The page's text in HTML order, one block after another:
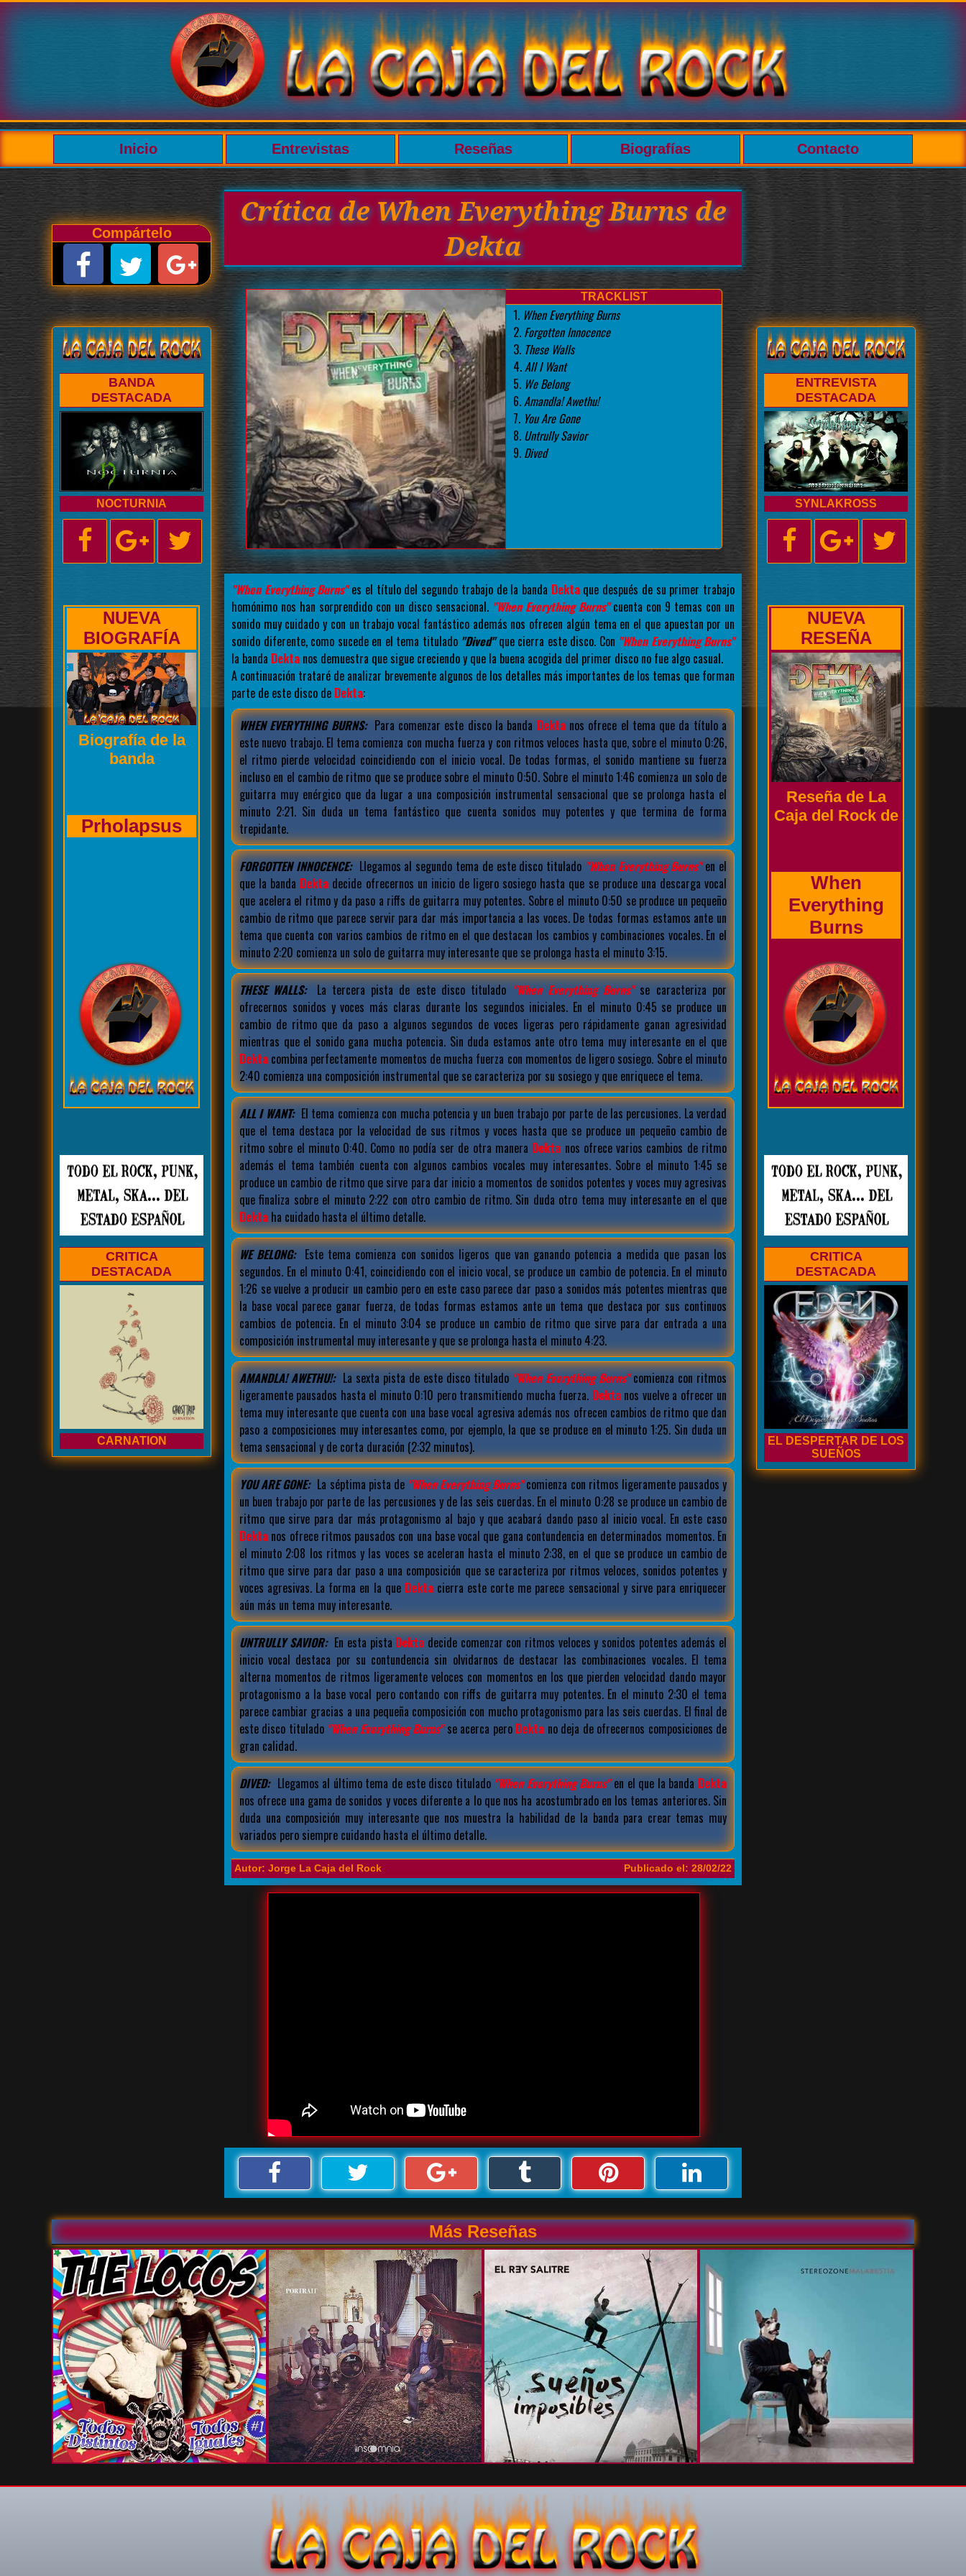
Inicio Entrevistas Reseñas Biografías Contacto
BANDA
DESTACADA
NOCTURNIA
NUEVA
ENTREVISTA
Entrevista de La
Caja del Rock a
Kasuales
CRITICA
DESTACADA
CARNATION
ENTREVISTA
DESTACADA
SYNLAKROSS
NUEVA
BIOGRAFÍA
Biografía de la
banda
Prholapsus
CRITICA
DESTACADA
EL DESPERTAR DE LOS
SUEÑOS
Crítica de When Everything Burns de
Dekta
Compártelo
TRACKLIST
1. When Everything Burns
2. Forgotten Innocence
3. These Walls
4.All I Want
5. We Belong
6.Amandla! Awethu!
7. You Are Gone
8. Untrully Savior
9. Dived
"When Everything Burns"es el título del segundo trabajo de la banda Dektaque después de su primer trabajo
homónimo nos han sorprendido con un disco sensacional. "When Everything Burns"cuenta con 9 temas con un
sonido muy cuidado y con un trabajo vocal fantástico además nos ofrecen algún tema en el que apuestan por un
sonido diferente, como sucede en el tema titulado "Dived"que cierra este disco. Con "When Everything Burns"
la banda Dekta nos demuestra que sigue creciendo y que la buena acogida del primer disco no fue algo casual.
A continuación trataré de analizar brevemente algunos de los detalles más importantes de los temas que forman
parte de este disco de Dekta:
WHEN EVERYTHING BURNS: Para comenzar este disco la banda Dektanos ofrece el tema que da título a
este nuevo trabajo. El tema comienza con mucha fuerza y con ritmos veloces hasta que, sobre el minuto 0:26,
el ritmo pierde velocidad coincidiendo con el inicio vocal. De todas formas, el sonido mantiene su fuerza
incluso en el cambio de ritmo que se produce sobre el minuto 0:50. Sobre el minuto 1:46 comienza un solo de
guitarra muy enérgico que da lugar a una composición instrumental sensacional que se prolonga hasta el
minuto 2:21. Sin duda un tema fantástico que cuenta sonidos muy potentes y que termina de forma
trepidante.
FORGOTTEN INNOCENCE: Llegamos al segundo tema de este disco titulado "When Everything Burns"en el
que la banda Dekta decide ofrecernos un inicio de ligero sosiego hasta que se produce una descarga vocal
que acelera el ritmo y da paso a riffs de guitarra muy potentes. Sobre el minuto 0:50 se produce un pequeño
cambio de ritmo que parece servir para dar más importancia a las voces. De todas formas estamos ante un
tema que cuenta con varios cambios de ritmo en el que destacan los cambios y combinaciones vocales. En el
minuto 2:20 comienza un solo de guitarra muy interesante que se prolonga hasta el minuto 3:15.
THESE WALLS: La tercera pista de este disco titulado "When Everything Burns"se caracteriza por
ofrecernos sonidos y voces más claras durante los segundos iniciales. En el minuto 0:45 se produce un
cambio de ritmo que da paso a algunos segundos de voces ligeras pero rápidamente ganan agresividad
mientras que el sonido gana mucha potencia. Sin duda estamos ante otro tema muy interesante en el que
Dekta combina perfectamente momentos de mucha fuerza con momentos de ligero sosiego. Sobre el minuto
2:40 comienza una composición instrumental que se caracteriza por su sosiego y que enriquece el tema.
ALL I WANT: El tema comienza con mucha potencia y un buen trabajo por parte de las percusiones. La verdad
que el tema destaca por la velocidad de sus ritmos y voces hasta que se produce un pequeño cambio de
ritmo sobre el minuto 0:40. Como no podía ser de otra manera Dekta nos ofrece varios cambios de ritmo
además el tema también cuenta con algunos cambios vocales muy interesantes. Sobre el minuto 1:45 se
produce un cambio de ritmo que sirve para dar inicio a momentos de sonidos potentes y voces muy agresivas
que finaliza sobre el minuto 2:22 con otro cambio de ritmo. Sin duda otro tema muy interesante en el que
Dekta ha cuidado hasta el último detalle.
WE BELONG: Este tema comienza con sonidos ligeros que van ganando potencia a medida que pasan los
segundos. En el minuto 0:41, coincidiendo con el inicio vocal, se produce un cambio de potencia. En el minuto
1:26 se vuelve a producir un cambio pero en este caso parece dar paso a sonidos más potentes mientras que
la base vocal parece ganar fuerza, de todas formas estamos ante un tema que destaca por sus continuos
cambios de potencia. En el minuto 3:04 se produce un cambio de ritmo que sirve para dar entrada a una
composición instrumental muy interesante y que se prolonga hasta el minuto 4:23.
AMANDLA! AWETHU!: La sexta pista de este disco titulado "When Everything Burns"comienza con ritmos
ligeramente pausados hasta el minuto 0:10 pero transmitiendo mucha fuerza. Dektanos vuelve a ofrecer un
tema muy interesante que cuenta con una base vocal agresiva además nos ofrecen cambios de ritmo que dan
paso a composiciones muy interesantes como, por ejemplo, la que se produce en el minuto 1:25. Sin duda un
tema sensacional y de corta duración (2:32 minutos).
YOU ARE GONE: La séptima pista de "When Everything Burns"comienza con ritmos ligeramente pausados y
un buen trabajo por parte de las percusiones y de las seis cuerdas. En el minuto 0:28 se produce un cambio de
ritmo que sirve para dar más protagonismo al bajo y que acabará dando paso al inicio vocal. En este caso
Dekta nos ofrece ritmos pausados con una base vocal que gana contundencia en determinados momentos. En
el minuto 2:08 los ritmos y las voces se aceleran hasta el minuto 2:38, en el que se produce un cambio de
ritmo que sirve para dar paso a una composición que se caracteriza por ritmos veloces, sonidos potentes y
voces agresivas. La forma en la que Dektacierra este corte me parece sensacional y sirve para enriquecer
aún más un tema muy interesante.
UNTRULLY SAVIOR: En esta pista Dekta decide comenzar con ritmos veloces y sonidos potentes además el
inicio vocal destaca por su contundencia sin olvidarnos de destacar las combinaciones vocales. El tema
alterna momentos de ritmos ligeramente veloces con momentos en los que pierden velocidad dando mayor
protagonismo a la base vocal pero contando con riffs de guitarra muy potentes. En el minuto 2:30 el tema
parece cambiar gracias a una pequeña composición con mucho protagonismo para las seis cuerdas. El final de
este disco titulado "When Everything Burns"se acerca pero Dekta no deja de ofrecernos composiciones de
gran calidad.
DIVED: Llegamos al último tema de este disco titulado "When Everything Burns"en el que la banda Dekta
nos ofrece una gama de sonidos y voces diferente a lo que nos ha acostumbrado en los temas anteriores. Sin
duda una composición muy interesante que nos muestra la habilidad de la banda para crear temas muy
variados pero siempre cuidando hasta el último detalle.
Autor: Jorge La Caja del Rock Publicado el: 28/02/22
Más Reseñas